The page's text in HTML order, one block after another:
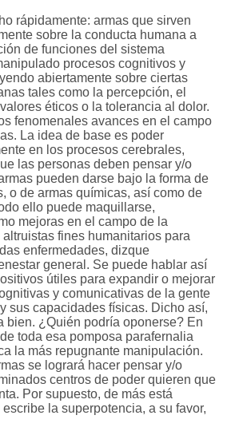
rápidamente: armas que sirven
sobre la conducta humana a
de funciones del sistema
procesos cognitivos y
abiertamente sobre ciertas
tales como la percepción, el
éticos o la tolerancia al dolor.
fenomenales avances en el campo
La idea de base es poder
en los procesos cerebrales,
las personas deben pensar y/o
pueden darse bajo la forma de
o de armas químicas, así como de
ello puede maquillarse,
mejoras en el campo de la
fines humanitarios para
enfermedades, dizque
general. Se puede hablar así
útiles para expandir o mejorar
y comunicativas de la gente
sus capacidades físicas. Dicho así,
bien. ¿Quién podría oponerse? En
toda esa pomposa parafernalia
la más repugnante manipulación.
se logrará hacer pensar y/o
centros de poder quieren que
Por supuesto, de más está
la superpotencia, a su favor,